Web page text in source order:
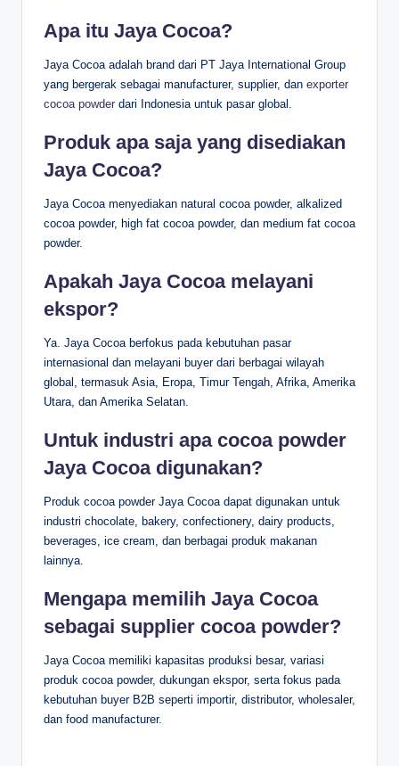
Apa itu Jaya Cocoa?
Jaya Cocoa adalah brand dari PT Jaya International Group
yang bergerak sebagai manufacturer, supplier, dan exporter
cocoa powder dari Indonesia untuk pasar global.
Produk apa saja yang disediakan
Jaya Cocoa?
Jaya Cocoa menyediakan natural cocoa powder, alkalized
cocoa powder, high fat cocoa powder, dan medium fat cocoa
powder.
Apakah Jaya Cocoa melayani
ekspor?
Ya. Jaya Cocoa berfokus pada kebutuhan pasar
internasional dan melayani buyer dari berbagai wilayah
global, termasuk Asia, Eropa, Timur Tengah, Afrika, Amerika
Utara, dan Amerika Selatan.
Untuk industri apa cocoa powder
Jaya Cocoa digunakan?
Produk cocoa powder Jaya Cocoa dapat digunakan untuk
industri chocolate, bakery, confectionery, dairy products,
beverages, ice cream, dan berbagai produk makanan
lainnya.
Mengapa memilih Jaya Cocoa
sebagai supplier cocoa powder?
Jaya Cocoa memiliki kapasitas produksi besar, variasi
produk cocoa powder, dukungan ekspor, serta fokus pada
kebutuhan buyer B2B seperti importir, distributor, wholesaler,
dan food manufacturer.